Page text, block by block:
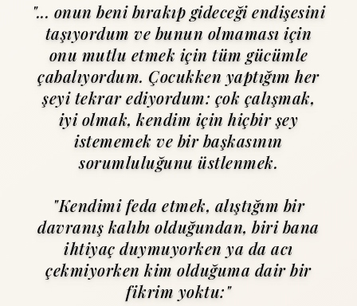
"... onun beni bırakıp gi­deceği endişesini
taşıyordum ve bunun olmaması için
onu mutlu etmek için tüm gücümle
çabalıyordum. Çocukken yaptığım her
şeyi tekrar ediyordum: çok çalışmak,
iyi olmak, kendim için hiçbir şey
istememek ve bir başkasının
sorumluluğunu üstlenmek.
"Kendimi feda etmek, alıştığım bir
davranış kalıbı olduğundan, biri bana
ihtiyaç duymuyorken ya da acı
çekmiyorken kim oldu­ğuma dair bir
fikrim yoktu:"